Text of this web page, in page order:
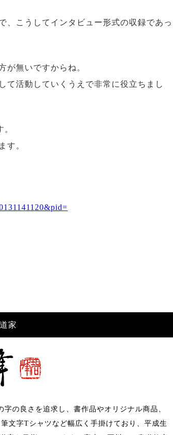
、こうしてインタビュー形式の収録であっ
が無いですからね。
て活動していくうえで非常に役立ちまし
す。
家
の良さを追求し、書作品やオリジナル商品、
文字Tシャツなど幅広く手掛けており、平成生